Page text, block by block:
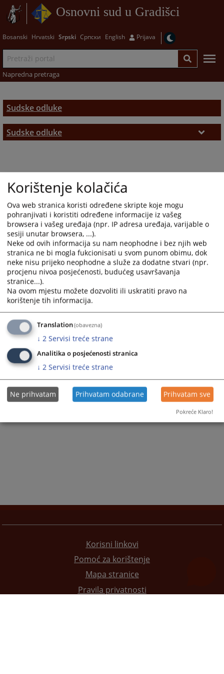
Osnovni sud u Gradišci
Bosanski Hrvatski Srpski Српски English Prijava
Napredna pretraga
Sudske odluke
Sudske odluke
Korisni linkovi
Pomoć za korištenje
Mapa stranice
Pravila privatnosti
Korištenje kolačića
Ova web stranica koristi određene skripte koje mogu
pohranjivati i koristiti određene informacije iz vašeg
browsera i vašeg uređaja (npr. IP adresa uređaja, varijable o
sesiji unutar browsera, ...).
Neke od ovih informacija su nam neophodne i bez njih web
stranica ne bi mogla fukcionisati u svom punom obimu, dok
neke nisu prijeko neophodne a služe za dodatne stvari (npr.
procjenu nivoa posjećenosti, budućeg usavršavanja
stranice...).
Na ovom mjestu možete dozvoliti ili uskratiti pravo na
korištenje tih informacija.
Translation(obavezna)
↓ 2 Servisi treće strane
Analitika o posjećenosti stranica
↓ 2 Servisi treće strane
Ne prihvatam Prihvatam odabrane Prihvatam sve
Pokreće Klaro!